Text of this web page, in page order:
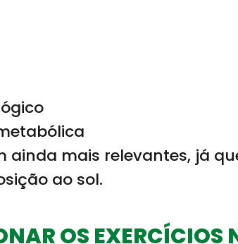
ainda mais relevantes, já
ao sol.
OS EXERCÍCIOS